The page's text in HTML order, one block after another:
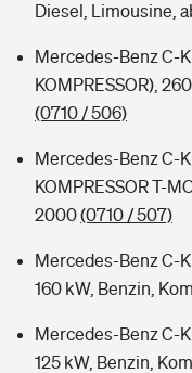
Diesel, Limousine,
Mercedes-Benz C-
KOMPRESSOR),
(0710 / 506)
Mercedes-Benz C-
KOMPRESSOR T-
2000(0710 / 507)
Mercedes-Benz C-
160 kW, Benzin,
Mercedes-Benz C-
125 kW, Benzin,